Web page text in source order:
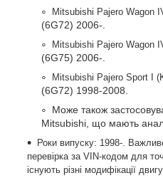
Mitsubishi Pajero Wagon
(6G72) 2006-.
Mitsubishi Pajero Wagon
(6G75) 2006-.
Mitsubishi Pajero Sport I
(6G72) 1998-2008.
Може також
Mitsubishi, що мають
Роки випуску: 1998-
перевірка за VIN-кодом для
існують різні модифікації